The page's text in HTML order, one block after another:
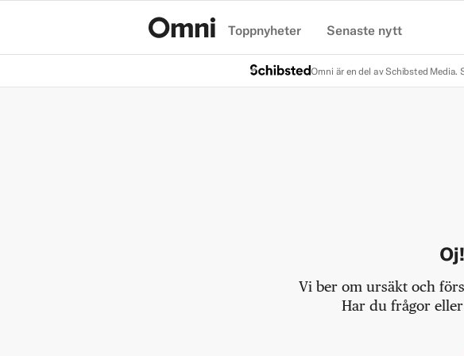
Toppnyheter Senaste nytt
Omni är en del av Schibsted Media.
Vi ber om ursäkt och
Har du frågor